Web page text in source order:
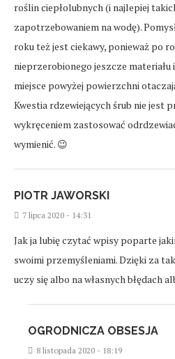
roślin ciepłolubnych (i najlepiej
zapotrzebowaniem na wodę).
roku też jest ciekawy, ponieważ po
nieprzerobionego jeszcze materiału
miejsce powyżej powierzchni
Kwestia rdzewiejących śrub nie jest
wykręceniem zastosować
wymienić. 😉
PIOTR JAWORSKI
7 lipca 2020 - 14:31
Jak ja lubię czytać wpisy poparte
swoimi przemyśleniami. Dzięki za
uczy się albo na własnych błędach
OGRODNICZA OBSESJA
8 listopada 2020 - 18:19